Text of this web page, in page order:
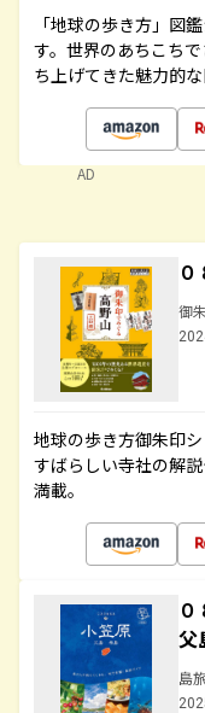
「地球の歩き方」図
す。世界のあちこち
ち上げてきた魅力的な
AD
御
地球の歩き方御朱印
すばらしい寺社の解
満載。
島旅